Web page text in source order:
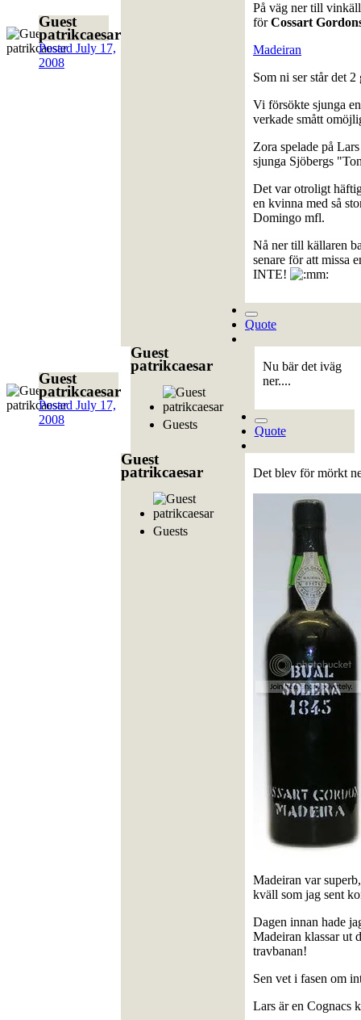
Guest
patrikcaesar
Posted July 17,
2008
På väg ner till
förCossart
Madeiran
Som ni ser står det
Vi försökte sjunga
verkade smått
Zora spelade på
sjunga Sjöbergs
Det var otroligt
en kvinna med så
Domingo mfl.
Nå ner till källaren
senare för att missa
INTE!
Quote
Guest
patrikcaesar
Posted July 17,
2008
Guest
patrikcaesar
Guests
Nu bär det iväg
ner....
Quote
Guest
patrikcaesar
Guests
Det blev för mörkt
Madeiran var
kväll som jag sent
Dagen innan hade
Madeiran klassar ut
travbanan!
Sen vet i fasen om
Lars är en Cognacs